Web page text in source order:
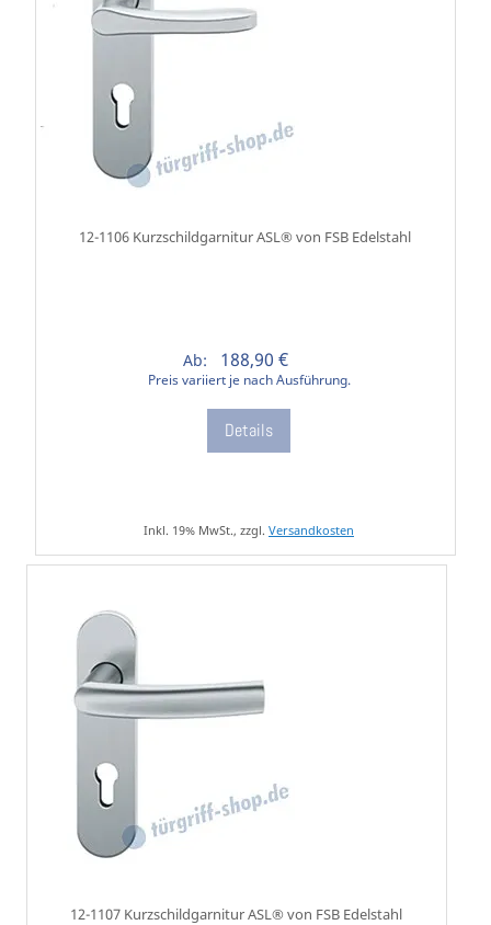
12-1106 Kurzschildgarnitur ASL® von FSB Edelstahl
Ab: 188,90 €
Preis variiert je nach Ausführung.
Details
Inkl. 19% MwSt., zzgl. Versandkosten
12-1107 Kurzschildgarnitur ASL® von FSB Edelstahl